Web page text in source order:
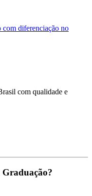
com diferenciação no
com qualidade e
Graduação?